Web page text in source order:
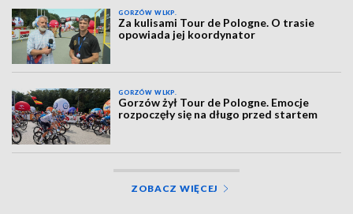
GORZÓW WLKP.
Za kulisami Tour de Pologne. O trasie
opowiada jej koordynator
GORZÓW WLKP.
Gorzów żył Tour de Pologne. Emocje
rozpoczęły się na długo przed startem
ZOBACZ WIĘCEJ